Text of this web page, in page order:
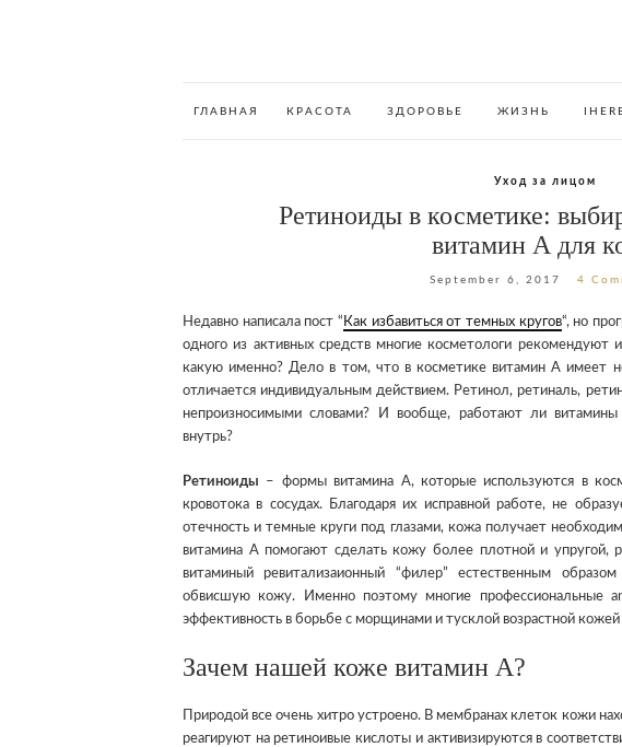
ГЛАВНАЯ КРАСОТА ЗДОРОВЬЕ ЖИЗНЬ
Уход за лицом
Ретиноиды в косметике:
витамин А для
September 6, 2017 4
Недавно написала пост “ Как избавиться от темных кругов“, но
одного из активных средств многие косметологи рекомендуют
какую именно? Дело в том, что в косметике витамин А имеет
отличается индивидуальным действием. Ретинол, ретиналь,
непроизносимыми словами? И вообще, работают ли
внутрь?
Ретиноиды – формы витамина А, которые используются в
кровотока в сосудах. Благодаря их исправной работе, не
отечность и темные круги под глазами, кожа получает
витамина А помогают сделать кожу более плотной и упругой,
витаминый ревитализаионный “филер” естественным
обвисшую кожу. Именно поэтому многие профессиональные
эффективность в борьбе с морщинами и тусклой возрастной
Зачем нашей коже витамин А?
Природой все очень хитро устроено. В мембранах клеток кожи
реагируют на ретиноивые кислоты и активизируются в